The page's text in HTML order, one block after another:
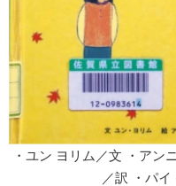
・ユン ヨリム／文 ・アン
／訳 ・パ